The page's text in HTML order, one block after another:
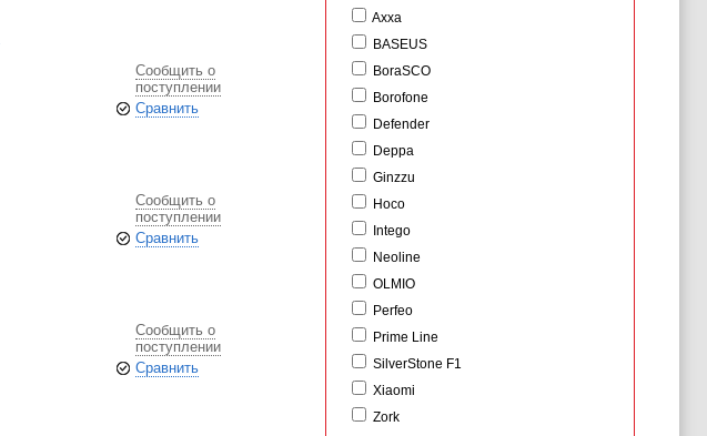
Сообщить о
поступлении
Сравнить
Сообщить о
поступлении
Сравнить
Сообщить о
поступлении
Сравнить
Axxa
BASEUS
BoraSCO
Borofone
Defender
Deppa
Ginzzu
Hoco
Intego
Neoline
OLMIO
Perfeo
Prime Line
SilverStone F1
Xiaomi
Zork